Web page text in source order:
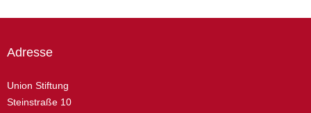
Adresse
Union Stiftung
Steinstraße 10